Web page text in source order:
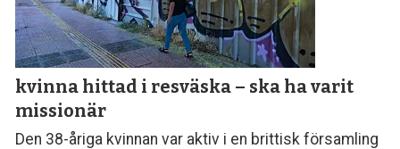
kvinna hittad i resväska – ska ha varit
missionär
Den 38-åriga kvinnan var aktiv i en brittisk församling